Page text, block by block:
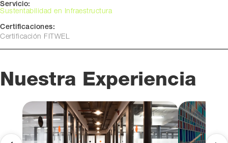
Servicio:
Sustentabilidad en Infraestructura
Certificaciones:
Certificación FITWEL
Nuestra Experiencia